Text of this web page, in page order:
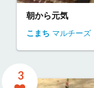
朝から元気
こまち マルチーズ
3